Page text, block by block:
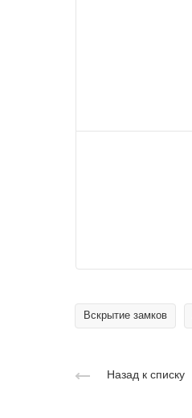
Вскрытие замков
Назад к списку